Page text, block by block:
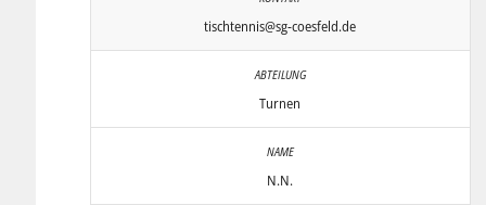
tischtennis@sg-coesfeld.de
Turnen
N.N.